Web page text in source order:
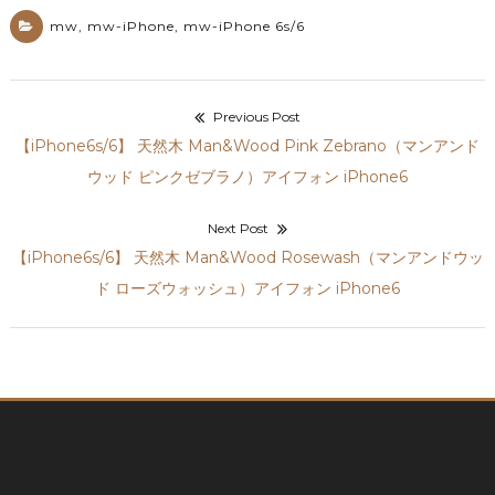
mw, mw-iPhone, mw-iPhone 6s/6
Previous Post
【iPhone6s/6】 天然木 Man&Wood Pink Zebrano（マンアンド
ウッド ピンクゼブラノ）アイフォン iPhone6
Next Post
【iPhone6s/6】 天然木 Man&Wood Rosewash（マンアンドウッ
ド ローズウォッシュ）アイフォン iPhone6